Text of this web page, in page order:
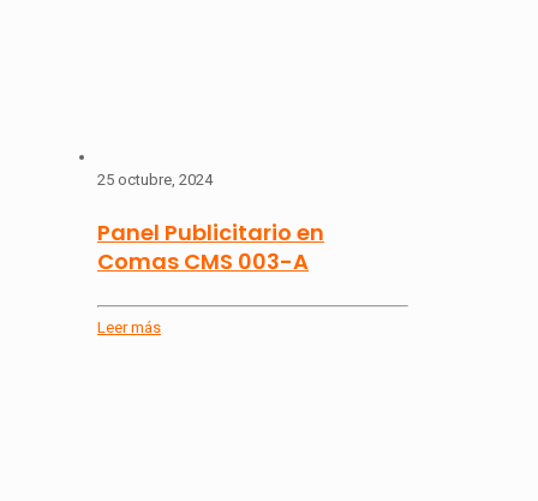
25 octubre, 2024
Panel Publicitario en
Comas CMS 003-A
Leer más